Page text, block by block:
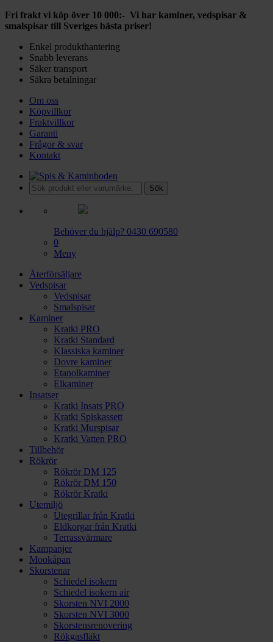
Fri frakt vi köp över 10 000:- Vi har kaminer, vedspisar &
smalspisar till Sveriges bästa priser!
Enkel produkthantering
Snabb leverans
Säker transport
Säkra betalningar
Om oss
Köpvillkor
Fraktvillkor
Garanti
Frågor & svar
Kontakt
Sök
Behöver du hjälp? 0430 690580
0
Meny
Återförsäljare
Vedspisar
Vedspisar
Smalspisar
Kaminer
Kratki PRO
Kratki Standard
Klassiska kaminer
Dovre kaminer
Etanolkaminer
Elkaminer
Insatser
Kratki Insats PRO
Kratki Spiskassett
Kratki Murspisar
Kratki Vatten PRO
Tillbehör
Rökrör
Rökrör DM 125
Rökrör DM 150
Rökrör Kratki
Utemiljö
Utegrillar från Kratki
Eldkorgar från Kratki
Terrassvärmare
Kampanjer
Mookåpan
Skorstenar
Schiedel isokern
Schiedel isokern air
Skorsten NVI 2000
Skorsten NVI 3000
Skorstensrenovering
Rökgasfläkt